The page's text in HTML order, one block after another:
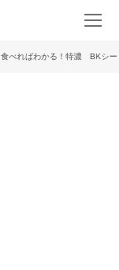
食べればわかる！特濃 BKシ